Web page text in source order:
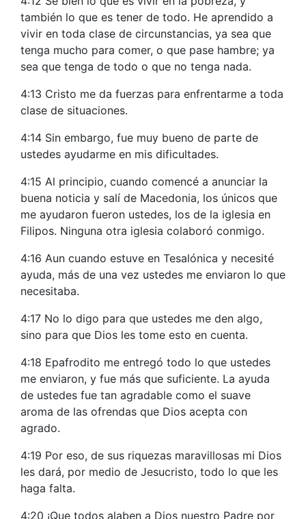
también lo que es tener de todo. He aprendido a
vivir en toda clase de circunstancias, ya sea que
tenga mucho para comer, o que pase hambre; ya
sea que tenga de todo o que no tenga nada.
4:13 Cristo me da fuerzas para enfrentarme a toda
clase de situaciones.
4:14 Sin embargo, fue muy bueno de parte de
ustedes ayudarme en mis dificultades.
4:15 Al principio, cuando comencé a anunciar la
buena noticia y salí de Macedonia, los únicos que
me ayudaron fueron ustedes, los de la iglesia en
Filipos. Ninguna otra iglesia colaboró conmigo.
4:16 Aun cuando estuve en Tesalónica y necesité
ayuda, más de una vez ustedes me enviaron lo que
necesitaba.
4:17 No lo digo para que ustedes me den algo,
sino para que Dios les tome esto en cuenta.
4:18 Epafrodito me entregó todo lo que ustedes
me enviaron, y fue más que suficiente. La ayuda
de ustedes fue tan agradable como el suave
aroma de las ofrendas que Dios acepta con
agrado.
4:19 Por eso, de sus riquezas maravillosas mi Dios
les dará, por medio de Jesucristo, todo lo que les
haga falta.
4:20 ¡Que todos alaben a Dios nuestro Padre por